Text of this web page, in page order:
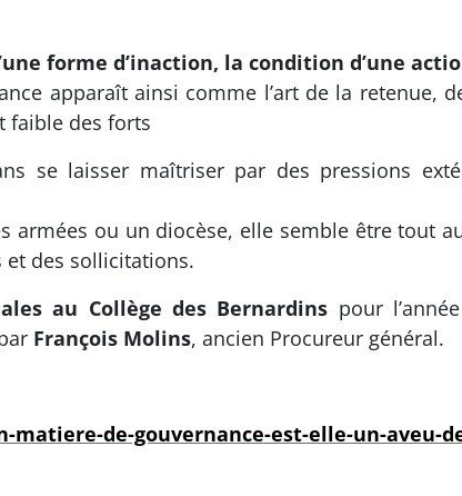
forme d’inaction, la condition d’une
apparaît ainsi comme l’art de la retenue,
faible des forts
se laisser maîtriser par des pressions
armées ou un diocèse, elle semble être tout
et des sollicitations.
au Collège des Bernardins pour
François Molins, ancien Procureur général.
de-gouvernance-est-elle-un-aveu-